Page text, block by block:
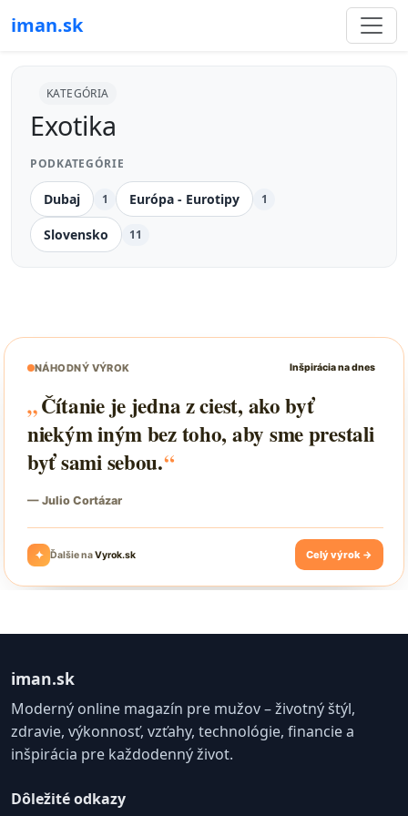
iman.sk
KATEGÓRIA
Exotika
PODKATEGÓRIE
Dubaj 1 Európa - Eurotipy 1
Slovensko 11
iman.sk
Moderný online magazín pre mužov – životný štýl,
zdravie, výkonnosť, vzťahy, technológie, financie a
inšpirácia pre každodenný život.
Dôležité odkazy